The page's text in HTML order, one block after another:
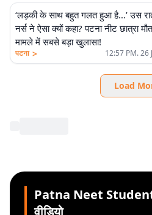
‘लड़की के साथ बहुत गलत हुआ है…’ उस
नर्स ने ऐसा क्यों कहा? पटना नीट छात्रा मौत
मामले में सबसे बड़ा खुलासा!
पटना > 12:57 PM. 26
Load
Patna Neet
वीडियो